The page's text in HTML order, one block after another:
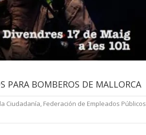
PARA BOMBEROS DE MALLORCA
Ciudadanía, Federación de Empleados Públicos